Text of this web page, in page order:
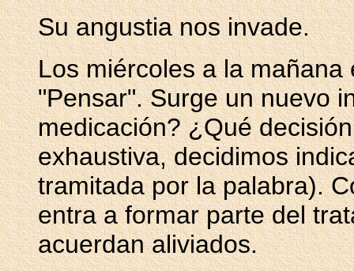
Su angustia nos invade.
Los miércoles a la
"Pensar". Surge un nuevo
medicación? ¿Qué
exhaustiva, decidimos
tramitada por la palabra).
entra a formar parte del
acuerdan aliviados.